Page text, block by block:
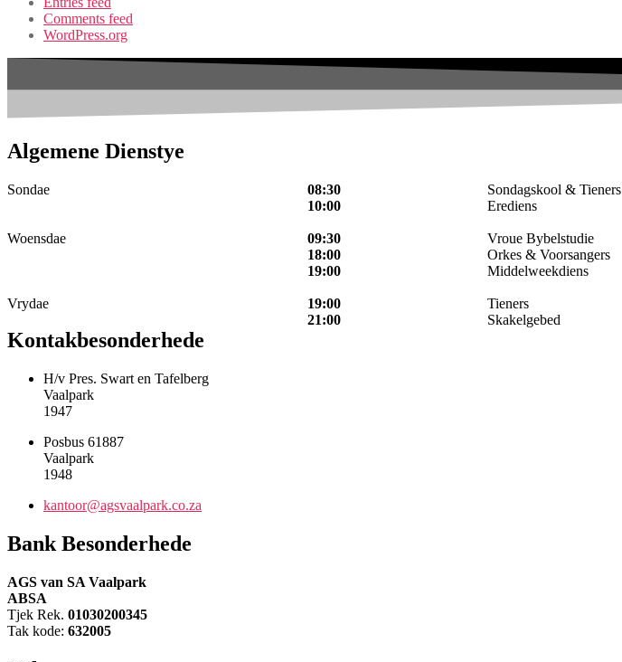
Comments feed
WordPress.org
Algemene Dienstye
Sondae
Woensdae
Vrydae
08:30
10:00
09:30
18:00
19:00
19:00
21:00
Sondagskool & Tieners
Erediens
Vroue Bybelstudie
Orkes & Voorsangers
Middelweekdiens
Tieners
Skakelgebed
Kontakbesonderhede
H/v Pres. Swart en Tafelberg
Vaalpark
1947
Posbus 61887
Vaalpark
1948
kantoor@agsvaalpark.co.za
Bank Besonderhede
AGS van SA Vaalpark
ABSA
Tjek Rek. 01030200345
Tak kode: 632005